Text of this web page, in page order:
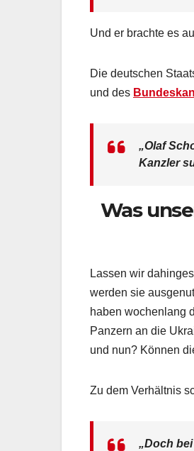
Und er brachte es
Die deutschen
und des
„Olaf
Kanzler
Was
Lassen wir
werden sie
haben wochenlang
Panzern an die
und nun? Können
Zu dem Verhältnis
„Doch